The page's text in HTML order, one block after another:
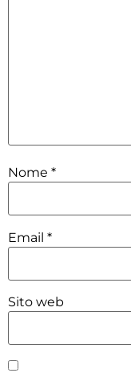
Nome *
Email *
Sito web